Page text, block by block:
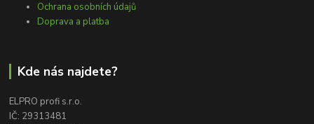
Ochrana osobních údajů
Doprava a platba
Kde nás najdete?
ELPRO profi s.r.o.
IČ: 29313481